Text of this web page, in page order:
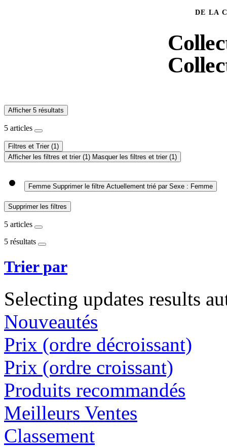
DE LA
Afficher 5 résultats
5 articles
Filtres et Trier (1)
Afficher les filtres et trier (1) Masquer les filtres et trier (1)
Femme Supprimer le filtre Actuellement trié par Sexe : Femme
Supprimer les filtres
5 articles
5 résultats
Trier par
Selecting updates results
Nouveautés
Prix (ordre décroissant)
Prix (ordre croissant)
Produits recommandés
Meilleurs Ventes
Classement